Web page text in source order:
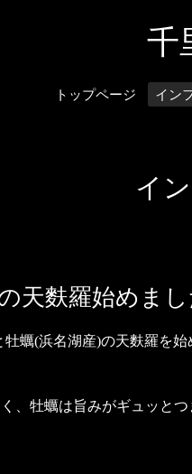
千
トップページ イン
イ
天麩羅始めまし
蠣(浜名湖産)の天麩羅を始
、牡蠣は旨みがギュッとつ